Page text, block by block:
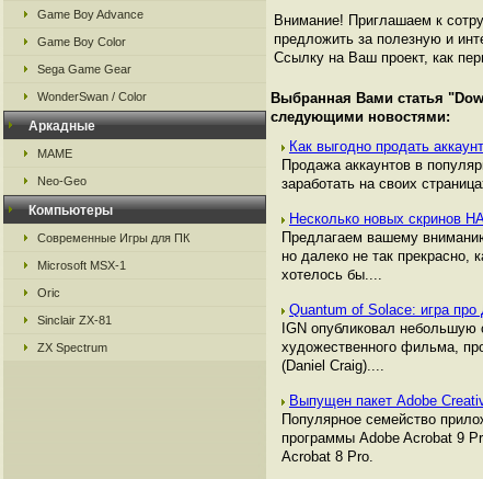
Game Boy Advance
Game Boy Color
Sega Game Gear
WonderSwan / Color
Аркадные
MAME
Neo-Geo
Компьютеры
Современные Игры для ПК
Microsoft MSX-1
Oric
Sinclair ZX-81
ZX Spectrum
Внимание! Приглашаем к
предложить за полезную и
Ссылку на Ваш проект, как
Выбранная Вами статья "
следующими новостями:
Как выгодно продать
Продажа аккаунтов в
заработать на своих
Несколько новых скринов
Предлагаем вашему
но далеко не так прекрасно,
хотелось бы....
Quantum of Solace: игра
IGN опубликовал
художественного фильма,
(Daniel Craig)....
Выпущен пакет Adobe
Популярное семейство
программы Adobe Acrobat 9
Acrobat 8 Pro.